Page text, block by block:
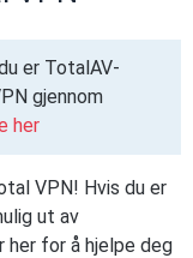
er TotalAV-
gjennom
her
VPN! Hvis du er
ut av
her for å hjelpe deg